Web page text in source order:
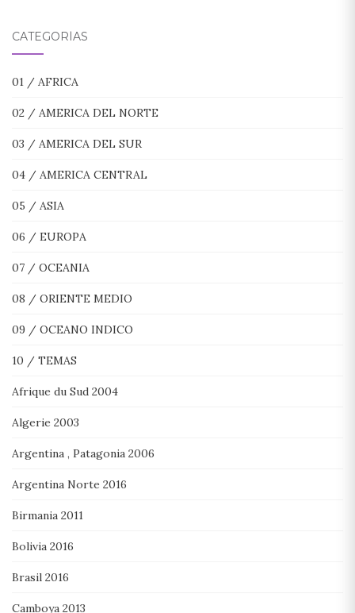
CATEGORÍAS
01 / AFRICA
02 / AMERICA DEL NORTE
03 / AMERICA DEL SUR
04 / AMERICA CENTRAL
05 / ASIA
06 / EUROPA
07 / OCEANIA
08 / ORIENTE MEDIO
09 / OCEANO INDICO
10 / TEMAS
Afrique du Sud 2004
Algerie 2003
Argentina , Patagonia 2006
Argentina Norte 2016
Birmania 2011
Bolivia 2016
Brasil 2016
Camboya 2013